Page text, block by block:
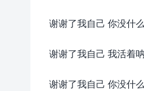
谢谢了我自己 你没什
谢谢了我自己 我活着
谢谢了我自己 你没什